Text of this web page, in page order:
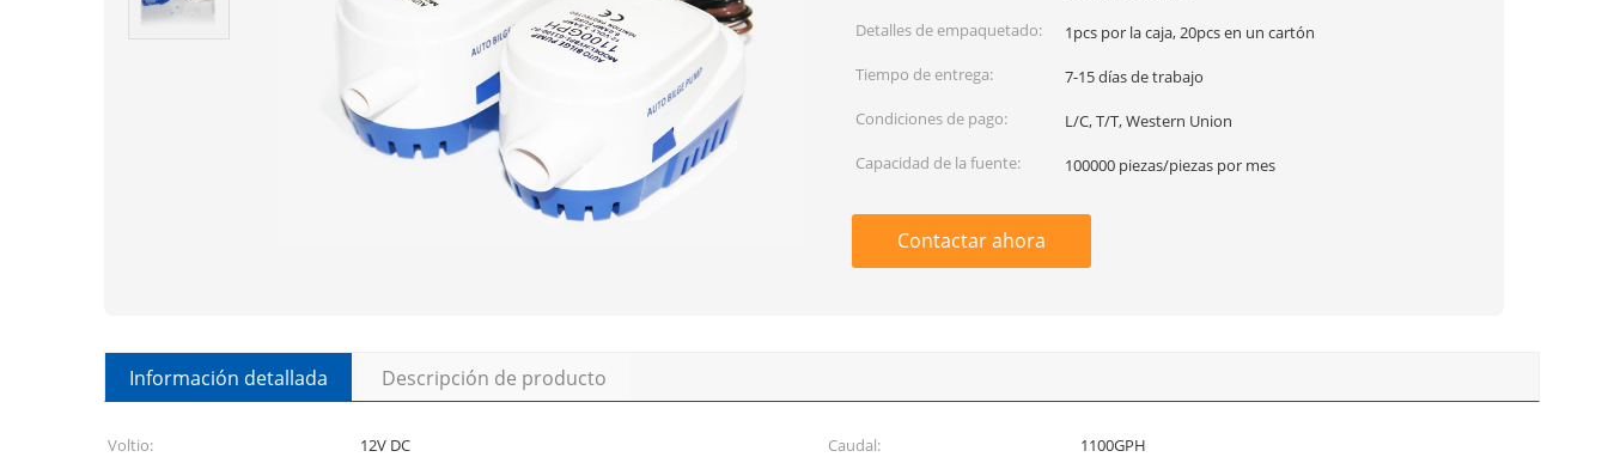
Detalles de empaquetado:
1pcs por la caja, 20pcs en un cartón
Tiempo de entrega:
7-15 días de trabajo
Condiciones de pago:
L/C, T/T, Western Union
Capacidad de la fuente:
100000 piezas/piezas por mes
Contactar ahora
Información detallada Descripción de producto
Voltio: 12V DC Caudal:
1100GPH